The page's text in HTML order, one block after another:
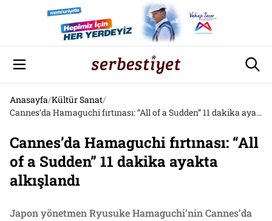
Anasayfa/Kültür Sanat/
Cannes’da Hamaguchi fırtınası: “All of a Sudden” 11 dakika ayakta alkışlandı
Cannes’da Hamaguchi fırtınası: “All
of a Sudden” 11 dakika ayakta
alkışlandı
Japon yönetmen Ryusuke Hamaguchi’nin Cannes’da